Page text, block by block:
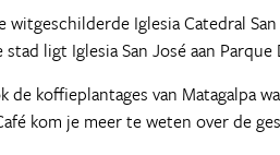
witgeschilderde Iglesia Catedral
ligt Iglesia San José aan Parque
de koffieplantages van Matagalpa
kom je meer te weten over de